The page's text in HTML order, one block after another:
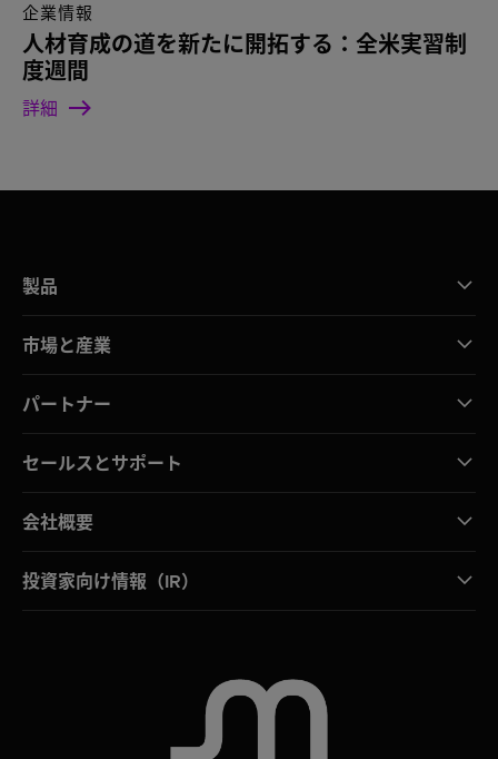
企業情報
人材育成の道を新たに開拓する：全米実習制
度週間
詳細
製品
市場と産業
パートナー
セールスとサポート
会社概要
投資家向け情報（IR）